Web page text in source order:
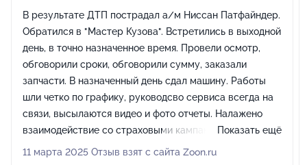
В результате ДТП пострадал а/м Ниссан Патфайндер.
Обратился в "Мастер Кузова". Встретились в выходной
день, в точно назначенное время. Провели осмотр,
обговорили сроки, обговорили сумму, заказали
запчасти. В назначенный день сдал машину. Работы
шли четко по графику, руководсво сервиса всегда на
связи, высылаются видео и фото отчеты. Налажено
взаимодействие со страховыми кампаниями. При
возникновении проблем в процессе ремонта, все
Показать ещё
11 марта 2025 Отзыв взят с сайта Zoon.ru